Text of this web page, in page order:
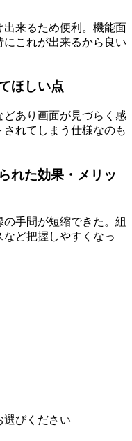
来るため便利。機能面
これが出来るから良い
ほしい点
あり画面が見づらく感
れてしまう仕様なのも
れた効果・メリッ
手間が短縮できた。組
ど把握しやすくなっ
選びください